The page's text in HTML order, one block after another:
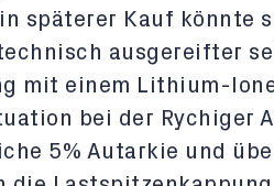
späterer Kauf könnte
ausgereifter
mit einem Lithium-
bei der Rychiger
5% Autarkie und